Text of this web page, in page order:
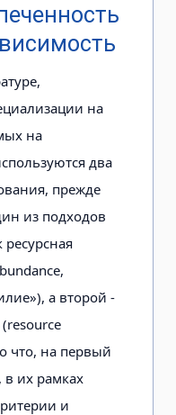
на
на
два
прежде
из подходов
а второй -
что, на первый
в их рамках
и